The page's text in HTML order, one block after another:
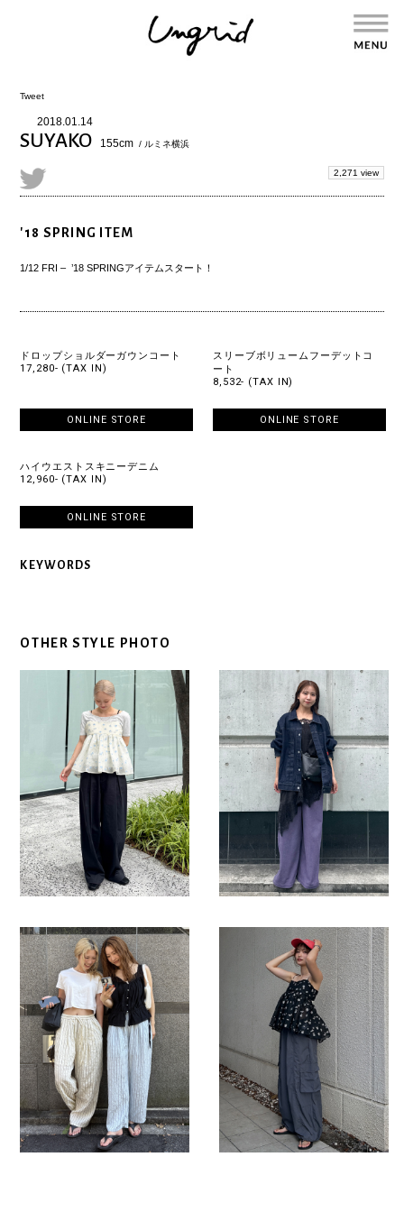
Tweet
2018.01.14
SUYAKO 155cm / ルミネ横浜
2,271 view
'18 SPRING ITEM
1/12 FRI – ’18 SPRINGアイテムスタート！
ドロップショルダーガウンコート
17,280- (TAX IN)
ONLINE STORE
スリーブボリュームフーデットコ
ート
8,532- (TAX IN)
ONLINE STORE
ハイウエストスキニーデニム
12,960- (TAX IN)
ONLINE STORE
KEYWORDS
OTHER STYLE PHOTO